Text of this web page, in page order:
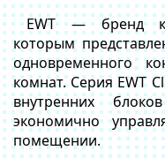
EWT — бренд
которым
одновременного
комнат. Серия EWT
внутренних
экономично
помещении.